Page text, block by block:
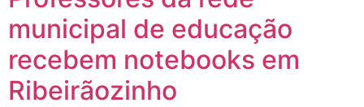
municipal de educação
recebem notebooks em
Ribeirãozinho